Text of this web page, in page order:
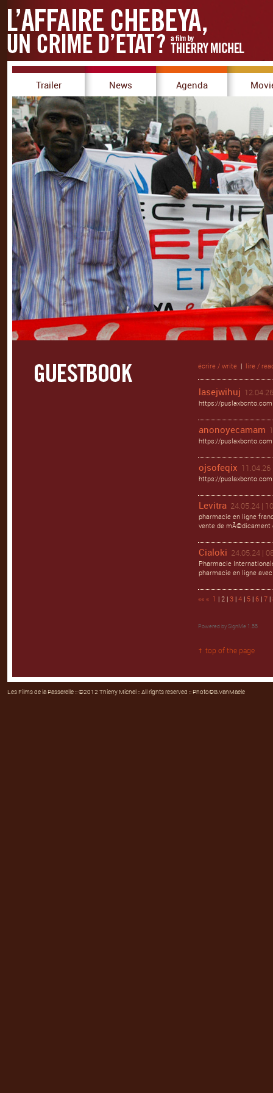
Trailer News Agenda
écrire / write | lire /
lasejwihuj
https://
anonoyecamam
https://
ojsofeqix 11.04.26
https://
Levitra 24.05.24 |
pharmacie en ligne
vente de mÃ©dicament
Cialoki 24.05.24 |
Pharmacie
pharmacie en ligne
«« « 1 | 2 | 3 | 4 | 5 | 6 | 7 |
Powered by SignMe 1.55
top of the page
Les Films de la Passerelle:: ©2012 Thierry Michel :: All rights reserved :: Photo©B.VanMaele